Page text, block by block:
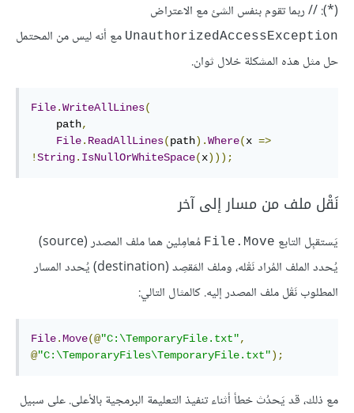
(*): // ‫ربما تقوم بنفس الشئ مع الاعتراض
UnauthorizedAccessException مع أنه ليس من المحتمل
حل مثل هذه المشكلة خلال ثوان.
File.WriteAllLines(
    path
,
File. ReadAllLines(path).Where(x =>
!String. IsNullOrWhiteSpace(x)));
نَقْل ملف من مسار إلى آخر
يَستقبِل التابع File.Move
مُعامِلين هما ملف المصدر (source)
يُحدد الملف المُراد نَقْله، وملف المَقصِد (destination) يُحدد المسار
المطلوب نَقْل ملف المصدر إليه. كالمثال التالي:
File.Move(@"C:\TemporaryFile.txt",
@"C:\TemporaryFiles\TemporaryFile.txt");
مع ذلك، قد يَحدُث خطأ أثناء تنفيذ التعليمة البرمجية بالأعلى. على سبيل